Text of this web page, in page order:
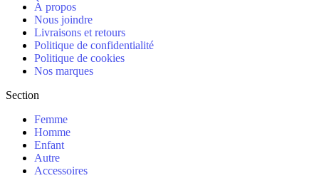
À propos
Nous joindre
Livraisons et retours
Politique de confidentialité
Politique de cookies
Nos marques
Section
Femme
Homme
Enfant
Autre
Accessoires